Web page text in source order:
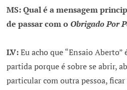
MS:Qual é a mensagem
de passar com o Obrigado Por
LV:Eu acho que “Ensaio
partida porque é sobre se abrir,
particular com outra pessoa,